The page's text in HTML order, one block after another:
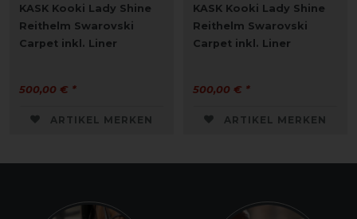
KASK Kooki Lady Shine
Reithelm Swarovski
Carpet inkl. Liner
500,00 € *
ARTIKEL MERKEN
KASK Kooki Lady Shine
Reithelm Swarovski
Carpet inkl. Liner
500,00 € *
ARTIKEL MERKEN